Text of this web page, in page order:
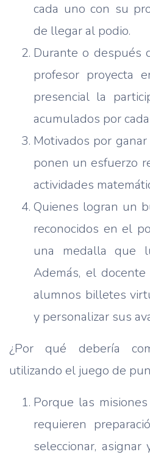
cada uno con su
de llegar al podio.
Durante o después
profesor proyecta
presencial la
acumulados por
Motivados por
ponen un esfuerzo
actividades
Quienes logran un
reconocidos en el
una medalla que
Además, el
alumnos billetes
y personalizar sus
¿Por qué debería
utilizando el juego de
Porque las
requieren
seleccionar, asignar